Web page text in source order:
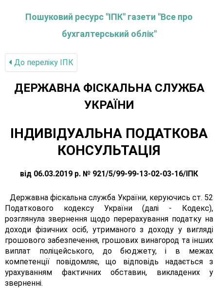
Пошуковий ресурс "ІПК" газети "Все про
бухгалтерський облік"
До переліку IПК
ДЕРЖАВНА ФІСКАЛЬНА СЛУЖБА
УКРАЇНИ
ІНДИВІДУАЛЬНА ПОДАТКОВА
КОНСУЛЬТАЦІЯ
від 06.03.2019 р. № 921/5/99-99-13-02-03-16/ІПК
Державна фіскальна служба України, керуючись ст. 52
Податкового кодексу України (далі - Кодекс),
розглянула звернення щодо перерахування податку на
доходи фізичних осіб, утриманого з доходу у вигляді
грошового забезпечення, грошових винагород та інших
виплат поліцейського, до бюджету, і в межах
компетенції повідомляє, що відповідь надається з
урахуванням фактичних обставин, викладених у
зверненні.